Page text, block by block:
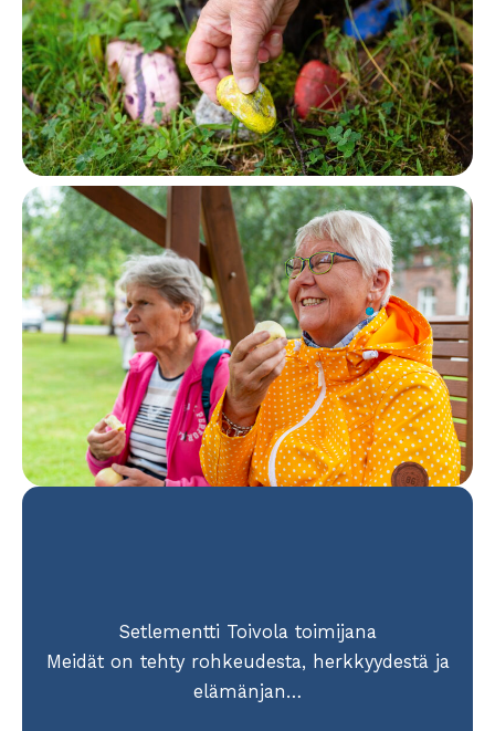
Setlementti Toivola toimijana
Meidät on tehty rohkeudesta, herkkyydestä ja
elämänjan…